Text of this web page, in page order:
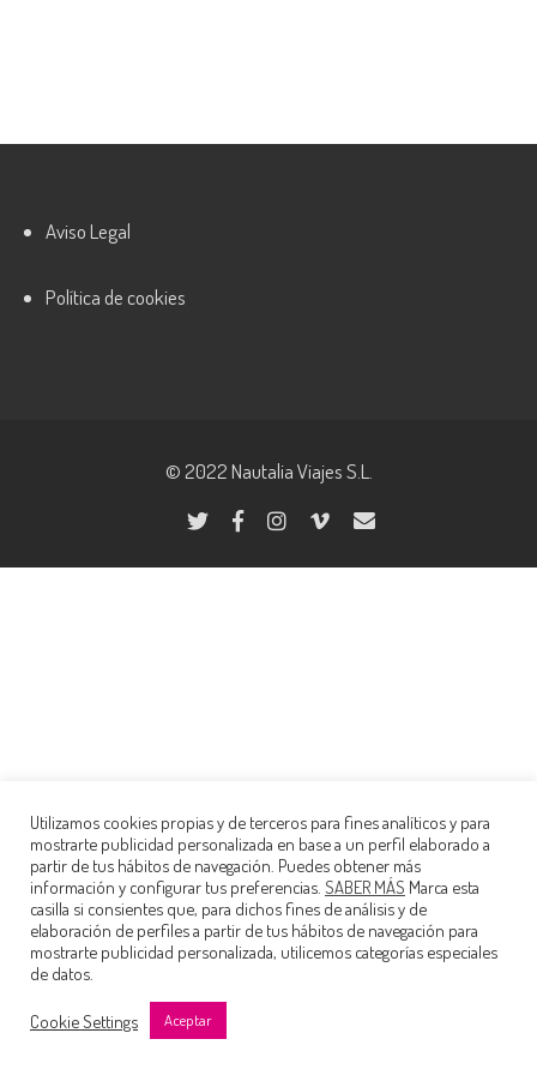
Aviso Legal
Política de cookies
© 2022 Nautalia Viajes S.L.
Utilizamos cookies propias y de terceros para fines analíticos y para
mostrarte publicidad personalizada en base a un perfil elaborado a
partir de tus hábitos de navegación. Puedes obtener más
información y configurar tus preferencias. SABER MÁS Marca esta
casilla si consientes que, para dichos fines de análisis y de
elaboración de perfiles a partir de tus hábitos de navegación para
mostrarte publicidad personalizada, utilicemos categorías especiales
de datos.
Cookie Settings Aceptar